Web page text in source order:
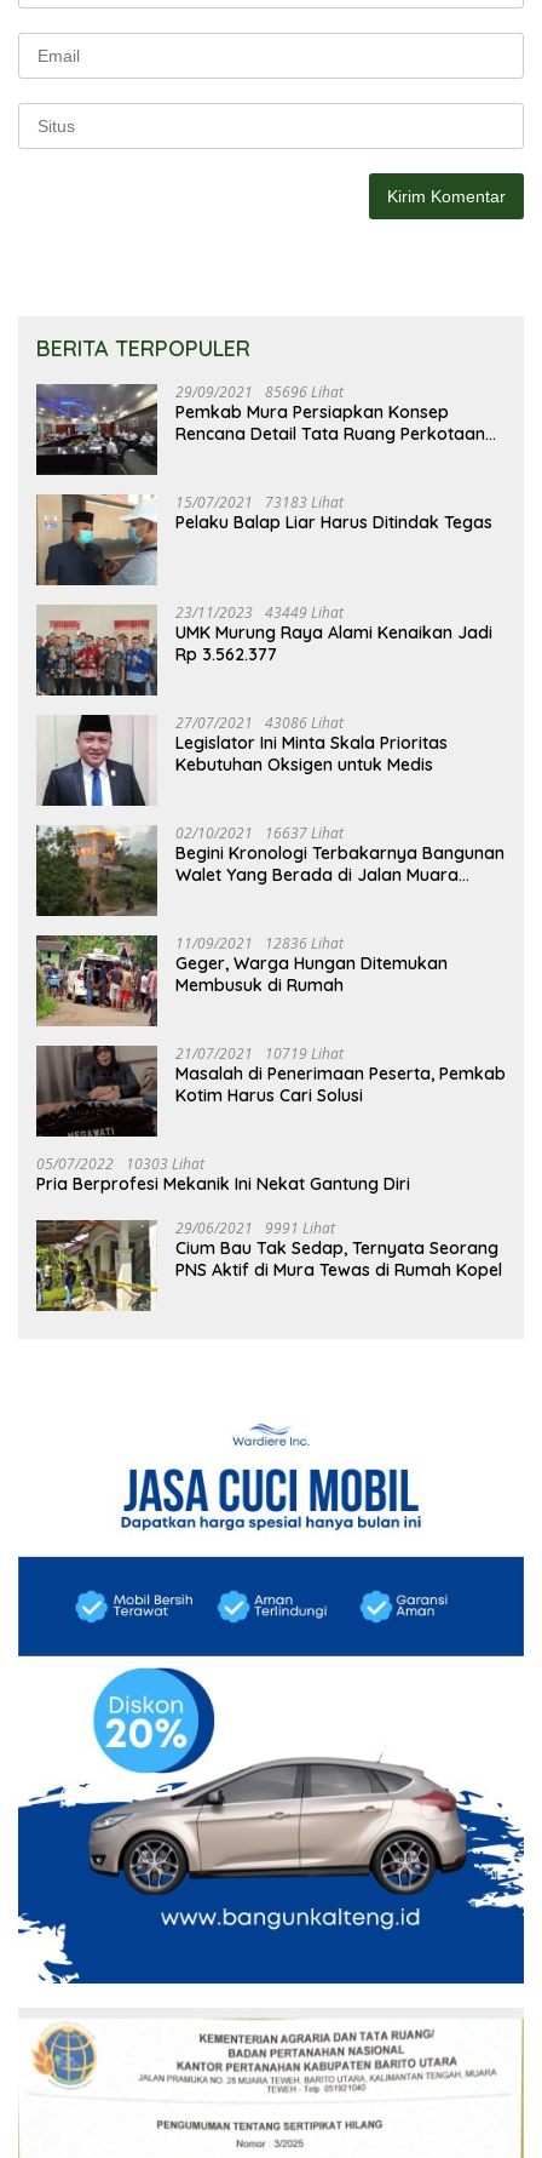
BERITA TERPOPULER
29/09/2021 85696 Lihat
Pemkab Mura Persiapkan Konsep
Rencana Detail Tata Ruang Perkotaan
15/07/2021 73183 Lihat
Pelaku Balap Liar Harus Ditindak Tegas
23/11/2023 43449 Lihat
UMK Murung Raya Alami Kenaikan Jadi
Rp 3.562.377
27/07/2021 43086 Lihat
Legislator Ini Minta Skala Prioritas
Kebutuhan Oksigen untuk Medis
02/10/2021 16637 Lihat
Begini Kronologi Terbakarnya Bangunan
Walet Yang Berada di Jalan Muara
11/09/2021 12836 Lihat
Geger, Warga Hungan Ditemukan
Membusuk di Rumah
21/07/2021 10719 Lihat
Masalah di Penerimaan Peserta, Pemkab
Kotim Harus Cari Solusi
05/07/2022 10303 Lihat
Pria Berprofesi Mekanik Ini Nekat Gantung Diri
29/06/2021 9991 Lihat
Cium Bau Tak Sedap, Ternyata Seorang
PNS Aktif di Mura Tewas di Rumah Kopel